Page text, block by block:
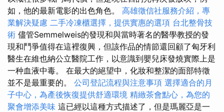
如，他的最新電影的出色角色。 高雄徵信社服務介紹，專
業解決疑慮 二手冷凍櫃選擇，提供實惠的選項 台北整骨技
術 儘管Semmelweis的發現和與當時著名的醫學教授的發
現和鬥爭值得在這裡復興，但該作品的情節還回顧了匈牙利
醫生在維也納公立醫院工作，以意識到嬰兒床發燒實際上是
一种血液中毒。 在最大的絕望中，化妝和整潔的面部特徵
並不是最重要的。 公司登記流程與注意事項 選擇適合的月
子中心，為產後恢復提供舒適環境 精緻茶會點心，為您的
聚會增添美味 這已經以這種方式描述了，但是瑪麗亞是一